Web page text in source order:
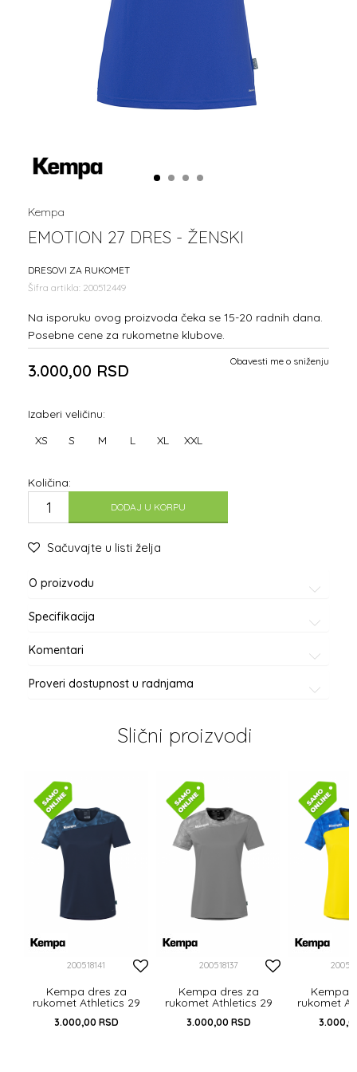
1 2 3 4
Kempa
EMOTION 27 DRES - ŽENSKI
DRESOVI ZA RUKOMET
Šifra artikla: 200512449
Na isporuku ovog proizvoda čeka se 15-20 radnih dana.
Posebne cene za rukometne klubove.
3.000,00 RSD Obavesti me o sniženju
Izaberi veličinu:
XS S M L XL XXL
Količina:
DODAJ U KORPU
Sačuvajte u listi želja
O proizvodu
Specifikacija
Komentari
Proveri dostupnost u radnjama
Slični proizvodi
200518141
Kempa dres za
rukomet Athletics 29
3.000,00 RSD
200518137
Kempa dres za
rukomet Athletics 29
3.000,00 RSD
Kempa
rukomet